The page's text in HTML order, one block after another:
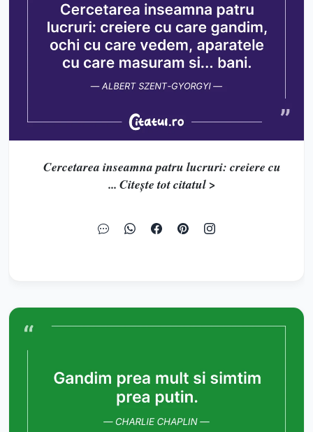
Cercetarea inseamna patru lucruri: creiere cu
... Citește tot citatul >